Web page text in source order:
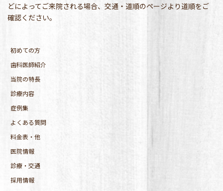
どによってご来院される場合、交通・道順のページより道順をご
確認ください。
初めての方
歯科医師紹介
当院の特長
診療内容
症例集
よくある質問
料金表・他
医院情報
診療・交通
採用情報